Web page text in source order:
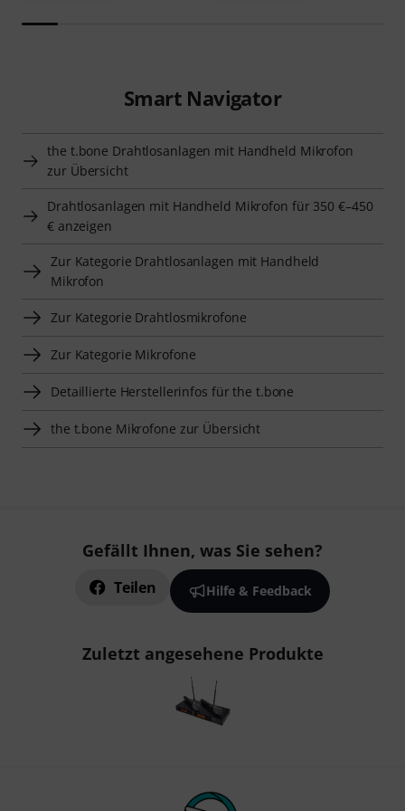
Smart Navigator
the t.bone Drahtlosanlagen mit Handheld Mikrofon
zur Übersicht
Drahtlosanlagen mit Handheld Mikrofon für 350 €–450
€ anzeigen
Zur Kategorie Drahtlosanlagen mit Handheld
Mikrofon
Zur Kategorie Drahtlosmikrofone
Zur Kategorie Mikrofone
Detaillierte Herstellerinfos für the t.bone
the t.bone Mikrofone zur Übersicht
Gefällt Ihnen, was Sie sehen?
Teilen Hilfe & Feedback
Zuletzt angesehene Produkte